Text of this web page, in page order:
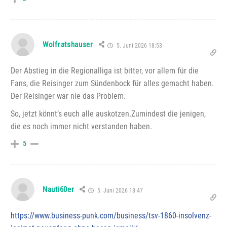
Wolfratshauser 5. Juni 2026 18:53
Der Abstieg in die Regionalliga ist bitter, vor allem für die
Fans, die Reisinger zum Sündenbock für alles gemacht haben.
Der Reisinger war nie das Problem.
So, jetzt könnt’s euch alle auskotzen.Zumindest die jenigen,
die es noch immer nicht verstanden haben.
5
Nauti60er 5. Juni 2026 18:47
https://www.business-punk.com/business/tsv-1860-insolvenz-